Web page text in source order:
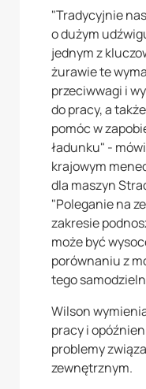
"Tradycyjnie
o dużym
jednym z
żurawie te
przeciwwagi i
do pracy, a
pomóc w
ładunku" -
krajowym
dla maszyn
"Poleganie na
zakresie
może być
porównaniu z
tego
Wilson
pracy i
problemy
zewnętrznym.